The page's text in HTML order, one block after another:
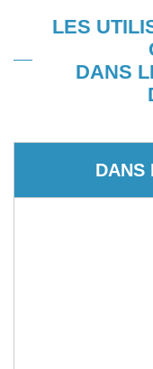
LES
DANS
DANS